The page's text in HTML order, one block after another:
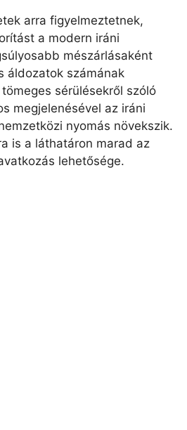
arra figyelmeztetnek,
a modern iráni
mészárlásaként
áldozatok számának
sérülésekről szóló
megjelenésével az iráni
nyomás növekszik.
is a láthatáron marad az
lehetősége.